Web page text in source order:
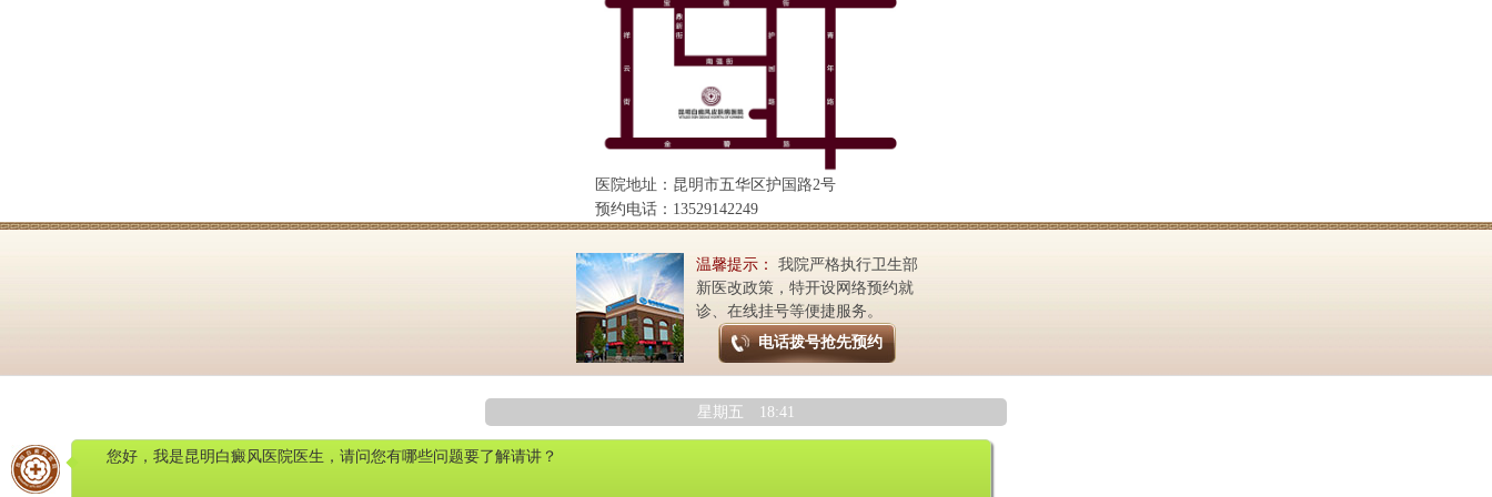
医院地址：昆明市五华区护国路2号
预约电话：13529142249
温馨提示：
我院严格执行卫生部
新医改政策，特开设网络预约就
诊、在线挂号等便捷服务。
电话拨号抢先预约
星期五 18:41
您好，我是昆明白癜风医院医生，请问您有哪些问题要了解请讲？